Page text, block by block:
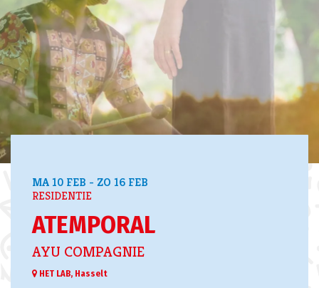
ATEMPORAL
AYU COMPAGNIE
RESIDENTIE
MA 10 FEB - ZO 16 FEB
HET LAB, Hasselt